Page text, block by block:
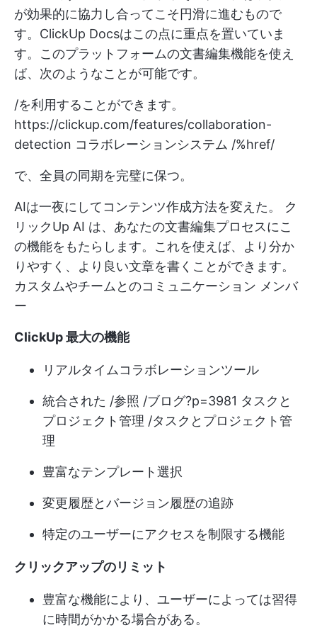
が効果的に協力し合ってこそ円滑に進むもので
す。ClickUp Docsはこの点に重点を置いていま
す。このプラットフォームの文書編集機能を使え
ば、次のようなことが可能です。
/を利用することができます。
https://clickup.com/features/collaboration-
detection コラボレーションシステム /%href/
で、全員の同期を完璧に保つ。
AIは一夜にしてコンテンツ作成方法を変えた。 ク
リックUp AI は、あなたの文書編集プロセスにこ
の機能をもたらします。これを使えば、より分か
りやすく、より良い文章を書くことができます。
カスタムやチームとのコミュニケーション メンバ
ー
ClickUp 最大の機能
リアルタイムコラボレーションツール
統合された /参照 /ブログ?p=3981 タスクと
プロジェクト管理 /タスクとプロジェクト管
理
豊富なテンプレート選択
変更履歴とバージョン履歴の追跡
特定のユーザーにアクセスを制限する機能
クリックアップのリミット
豊富な機能により、ユーザーによっては習得
に時間がかかる場合がある。